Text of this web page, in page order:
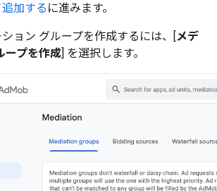
加する に進みます。
ョン グループを作成するには、[メデ
ープを作成] を選択します。